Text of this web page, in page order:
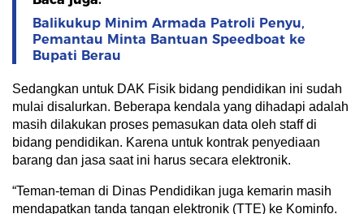
Balikukup Minim Armada Patroli Penyu,
Pemantau Minta Bantuan Speedboat ke
Bupati Berau
Sedangkan untuk DAK Fisik bidang pendidikan ini sudah
mulai disalurkan. Beberapa kendala yang dihadapi adalah
masih dilakukan proses pemasukan data oleh staff di
bidang pendidikan. Karena untuk kontrak penyediaan
barang dan jasa saat ini harus secara elektronik.
“Teman-teman di Dinas Pendidikan juga kemarin masih
mendapatkan tanda tangan elektronik (TTE) ke Kominfo.